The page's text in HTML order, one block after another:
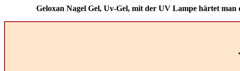
Geloxan Nagel Gel, Uv-Gel, mit der UV Lampe härtet